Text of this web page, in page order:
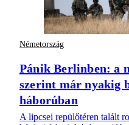
Németország
Pánik Berlinben: a
szerint már nyakig
háborúban
A lipcsei repülőtéren talált